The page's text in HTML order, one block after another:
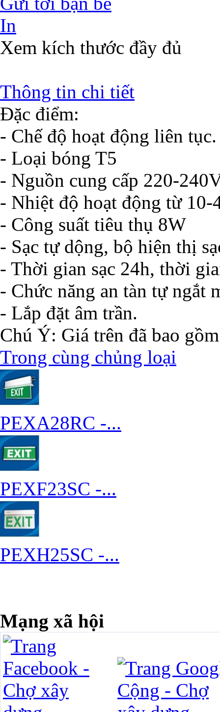
In
Xem kích thước đầy đủ
Thông tin chi tiết
Đặc điểm:
- Chế độ hoạt động liên tục.
- Loại bóng T5
- Nguồn cung cấp 220-
- Nhiệt độ hoạt động từ 10-
- Công suất tiêu thụ 8W
- Sạc tự dộng, bộ hiện thị
- Thời gian sạc 24h, thời
- Chức năng an tàn tự ngắt
- Lắp đặt âm trần.
Chú Ý: Giá trên đã bao
Trong cùng chủng loại
PEXA28RC -...
PEXF23SC -...
PEXH25SC -...
Mạng xã hội